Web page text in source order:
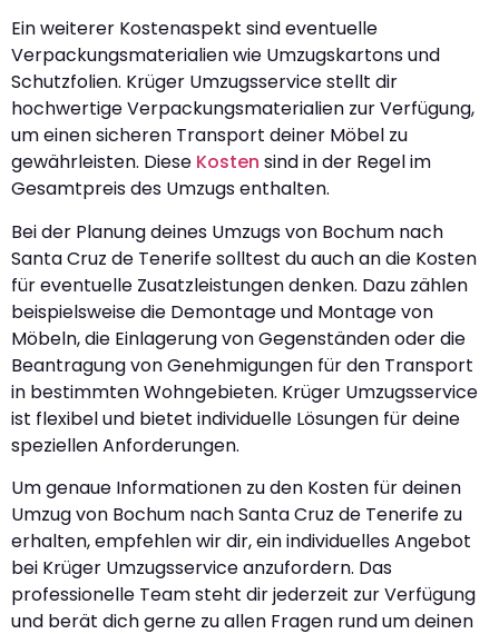
Ein weiterer Kostenaspekt sind eventuelle
Verpackungsmaterialien wie Umzugskartons und
Schutzfolien. Krüger Umzugsservice stellt dir
hochwertige Verpackungsmaterialien zur Verfügung,
um einen sicheren Transport deiner Möbel zu
gewährleisten. Diese Kosten sind in der Regel im
Gesamtpreis des Umzugs enthalten.
Bei der Planung deines Umzugs von Bochum nach
Santa Cruz de Tenerife solltest du auch an die Kosten
für eventuelle Zusatzleistungen denken. Dazu zählen
beispielsweise die Demontage und Montage von
Möbeln, die Einlagerung von Gegenständen oder die
Beantragung von Genehmigungen für den Transport
in bestimmten Wohngebieten. Krüger Umzugsservice
ist flexibel und bietet individuelle Lösungen für deine
speziellen Anforderungen.
Um genaue Informationen zu den Kosten für deinen
Umzug von Bochum nach Santa Cruz de Tenerife zu
erhalten, empfehlen wir dir, ein individuelles Angebot
bei Krüger Umzugsservice anzufordern. Das
professionelle Team steht dir jederzeit zur Verfügung
und berät dich gerne zu allen Fragen rund um deinen